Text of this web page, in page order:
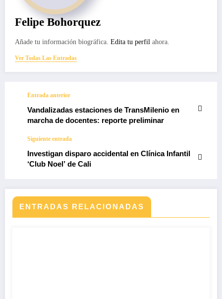
Felipe Bohorquez
Añade tu información biográfica. Edita tu perfil ahora.
Ver Todas Las Entradas
Entrada anterior
Vandalizadas estaciones de TransMilenio en
marcha de docentes: reporte preliminar
Siguiente entrada
Investigan disparo accidental en Clínica Infantil
‘Club Noel’ de Cali
ENTRADAS RELACIONADAS